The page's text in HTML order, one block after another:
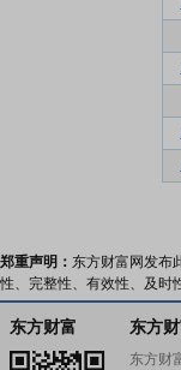
郑重声明： 东方财富网发布
性、完整性、有效性、及时
东方财富 东方
东方财